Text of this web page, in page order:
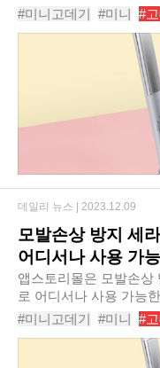
만 외출해서 시간이 지
기를 쓸 수 있으면 좋겠
#미니고데기 #미니 #
#남자고데기 #매직기
#아이랩휴대용미니고데
모발손상 방지 세
어디서나 사용 가
기’
앱스토리몰은 모발손상
로 어디서나 사용 가능
출시한다고 밝혔다. ‘아
#미니고데기 #미니 #고
#남자고데기 #매직기
#아이랩휴대용미니고데
데일리 뉴스 | 2023.12.09